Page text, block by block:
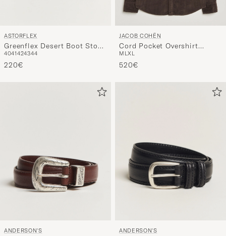
ASTORFLEX
Greenflex Desert Boot Stone
Suede
4041424344
220€
JACOB COHËN
Cord Pocket Overshirt
Brown
M LXL
520€
ANDERSON'S ANDERSON'S